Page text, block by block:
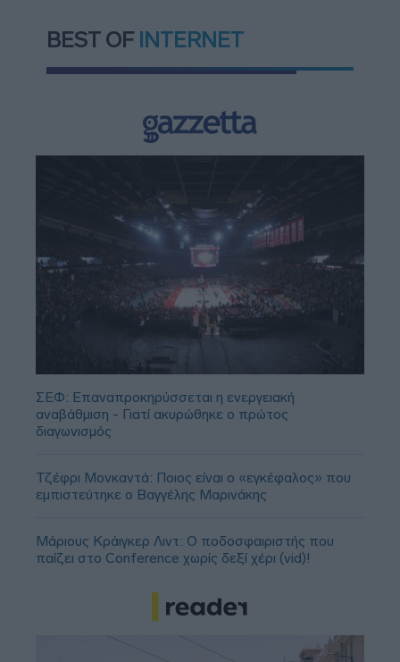
BEST OF INTERNET
ΣΕΦ: Επαναπροκηρύσσεται η ενεργειακή
αναβάθμιση - Γιατί ακυρώθηκε ο πρώτος
διαγωνισμός
Τζέφρι Μονκαντά: Ποιος είναι ο «εγκέφαλος» που
εμπιστεύτηκε ο Βαγγέλης Μαρινάκης
Μάριους Κράιγκερ Λιντ: Ο ποδοσφαιριστής που
παίζει στο Conference χωρίς δεξί χέρι (vid)!